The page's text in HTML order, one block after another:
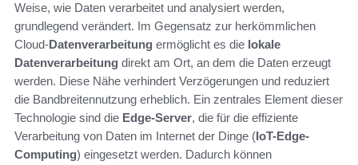
Weise, wie Daten verarbeitet und analysiert werden,
grundlegend verändert. Im Gegensatz zur herkömmlichen
Cloud-Datenverarbeitung ermöglicht es die lokale
Datenverarbeitung direkt am Ort, an dem die Daten erzeugt
werden. Diese Nähe verhindert Verzögerungen und reduziert
die Bandbreitennutzung erheblich. Ein zentrales Element dieser
Technologie sind die Edge-Server, die für die effiziente
Verarbeitung von Daten im Internet der Dinge (IoT-Edge-
Computing) eingesetzt werden. Dadurch können